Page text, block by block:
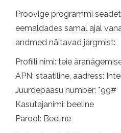
Proovige programmi
eemaldades samal ajal
andmed näitavad järgmist:
Profiili nimi: teie
APN: staatiline, aadress:
Juurdepääsu number: *99#
Kasutajanimi: beeline
Parool: Beeline